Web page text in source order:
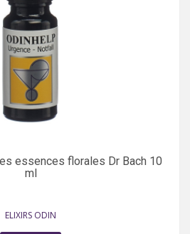
essences florales Dr Bach 10
ml
ELIXIRS ODIN